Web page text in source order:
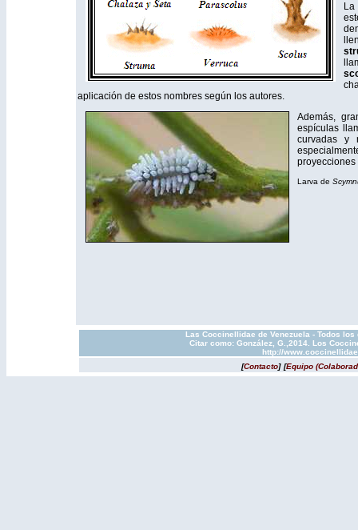
aplicación de estos nombres según los autores.
Además,
espículas
curvadas y
Larva de
Las Coccinellidae de Venezuela - Todos
Citar como: González, G.,2014. Los
http://
[Contacto] [Equipo